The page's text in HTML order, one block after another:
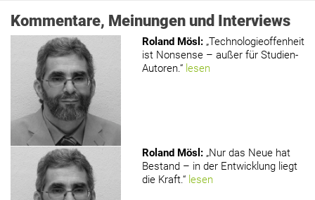
Kommentare, Meinungen und Interviews
Roland Mösl : „Technologieoffenheit
ist Nonsense – außer für Studien-
Autoren.“ lesen
Roland Mösl : „Nur das Neue hat
Bestand – in der Entwicklung liegt
die Kraft.“ lesen